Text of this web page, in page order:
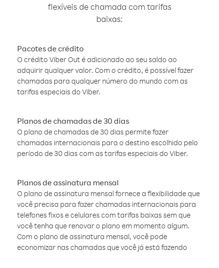
flexíveis de chamada com tarifas
baixas:
Pacotes de crédito
O crédito Viber Out é adicionado ao seu saldo ao
adquirir qualquer valor. Com o crédito, é possível fazer
chamadas para qualquer número do mundo com as
tarifas especiais do Viber.
Planos de chamadas de 30 dias
O plano de chamadas de 30 dias permite fazer
chamadas internacionais para o destino escolhido pelo
período de 30 dias com as tarifas especiais do Viber.
Planos de assinatura mensal
O plano de assinatura mensal fornece a flexibilidade que
você precisa para fazer chamadas internacionais para
telefones fixos e celulares com tarifas baixas sem que
você tenha que renovar o plano em momento algum.
Com o plano de assinatura mensal, você pode
economizar nas chamadas que você já está fazendo